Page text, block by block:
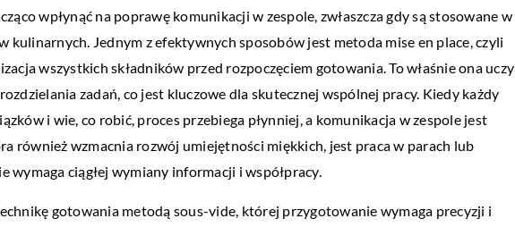
wpłynąć na poprawę komunikacji w zespole, zwłaszcza gdy są stosowane w
kulinarnych. Jednym z efektywnych sposobów jest metoda mise en place, czyli
wszystkich składników przed rozpoczęciem gotowania. To właśnie ona uczy
zadań, co jest kluczowe dla skutecznej wspólnej pracy. Kiedy każdy
i wie, co robić, proces przebiega płynniej, a komunikacja w zespole jest
również wzmacnia rozwój umiejętności miękkich, jest praca w parach lub
wymaga ciągłej wymiany informacji i współpracy.
gotowania metodą sous-vide, której przygotowanie wymaga precyzji i